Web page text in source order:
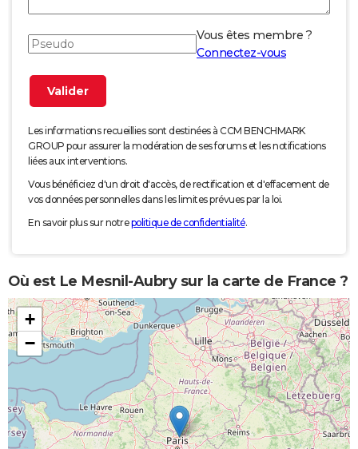
Vous êtes membre ?
Connectez-vous
Les informations recueillies sont destinées à CCM BENCHMARK
GROUP pour assurer la modération de ses forums et les notifications
liées aux interventions.
Vous bénéficiez d'un droit d'accès, de rectification et d'effacement de
vos données personnelles dans les limites prévues par la loi.
En savoir plus sur notrepolitique de confidentialité.
Où est Le Mesnil-Aubry sur la carte de France ?
+
−